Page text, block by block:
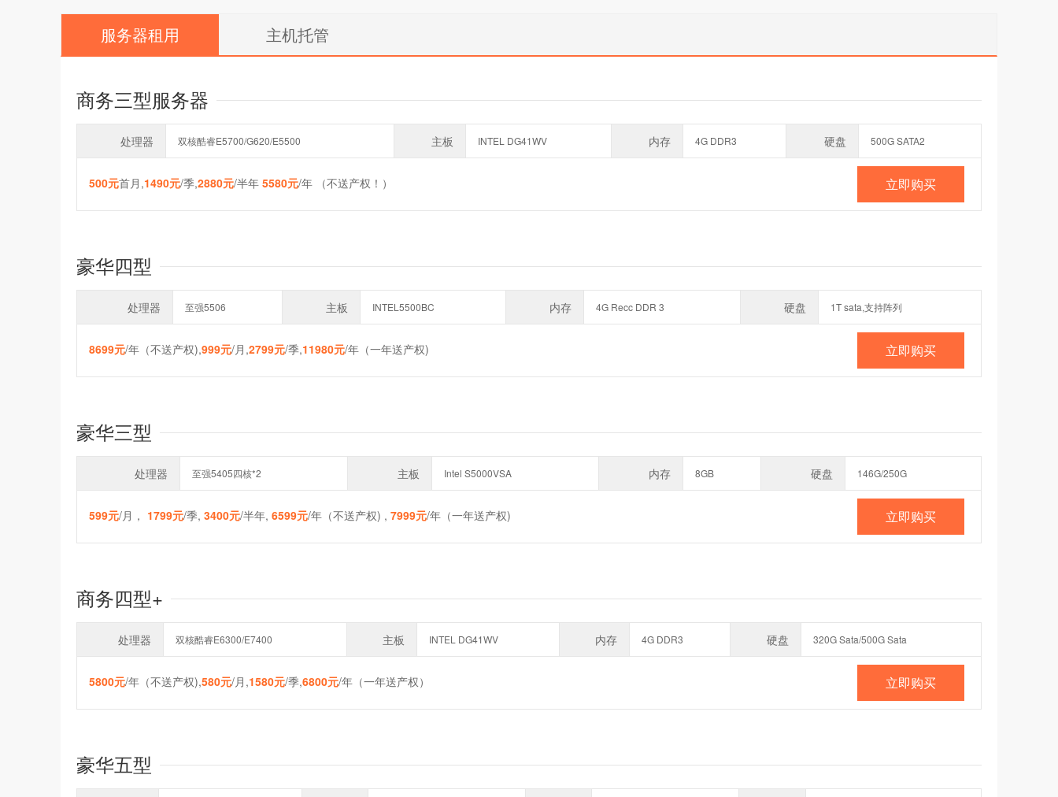
服务器租用 主机托管
商务三型服务器
处理器 双核酷睿E5700/G620/E5500 主板 INTEL DG41WV 内存 4G DDR3 硬盘 500G SATA2
500元首月,1490元/季,2880元/半年 5580元/年 （不送产权！） 立即购买
豪华四型
处理器 至强5506 主板 INTEL5500BC 内存 4G Recc DDR 3 硬盘 1T sata,支持阵列
8699元/年（不送产权),999元/月,2799元/季,11980元/年（一年送产权) 立即购买
豪华三型
处理器 至强5405四核*2 主板 Intel S5000VSA 内存 8GB 硬盘 146G/250G
599元/月， 1799元/季, 3400元/半年, 6599元/年（不送产权) , 7999元/年（一年送产权) 立即购买
商务四型+
处理器 双核酷睿E6300/E7400 主板 INTEL DG41WV 内存 4G DDR3 硬盘 320G Sata/500G Sata
5800元/年（不送产权),580元/月,1580元/季,6800元/年（一年送产权） 立即购买
豪华五型